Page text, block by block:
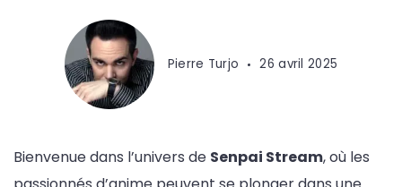
Pierre Turjo 26 avril 2025
Bienvenue dans l’univers de Senpai Stream, où les